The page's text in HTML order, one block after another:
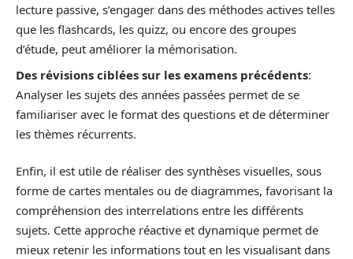
lecture passive, s’engager dans des méthodes actives telles
que les flashcards, les quizz, ou encore des groupes
d’étude, peut améliorer la mémorisation.
Des révisions ciblées sur les examens précédents:
Analyser les sujets des années passées permet de se
familiariser avec le format des questions et de déterminer
les thèmes récurrents.
Enfin, il est utile de réaliser des synthèses visuelles, sous
forme de cartes mentales ou de diagrammes, favorisant la
compréhension des interrelations entre les différents
sujets. Cette approche réactive et dynamique permet de
mieux retenir les informations tout en les visualisant dans